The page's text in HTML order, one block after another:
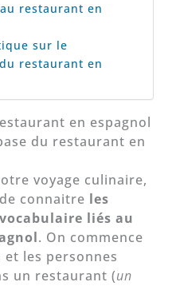
restaurant en
sur le
restaurant en
en espagnol
du restaurant en
voyage culinaire,
connaitre les
vocabulaire liés au
. On commence
les personnes
un restaurant (un